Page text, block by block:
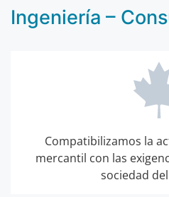
Ingeniería –
Compatibilizamos la
mercantil con las
sociedad del